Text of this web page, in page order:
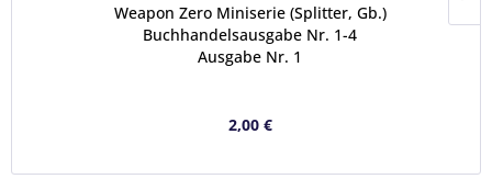
Weapon Zero Miniserie (Splitter, Gb.)
Buchhandelsausgabe Nr. 1-4
Ausgabe Nr. 1
2,00 €